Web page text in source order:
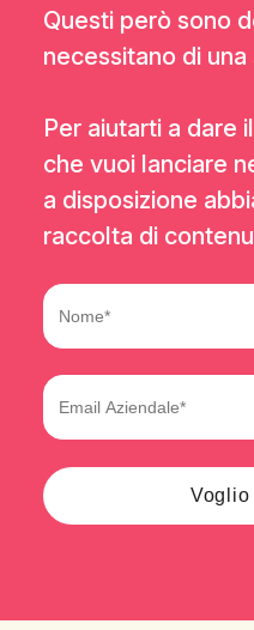
Questi però sono
necessitano di
Per aiutarti a dare
che vuoi lanciare
a disposizione
raccolta di